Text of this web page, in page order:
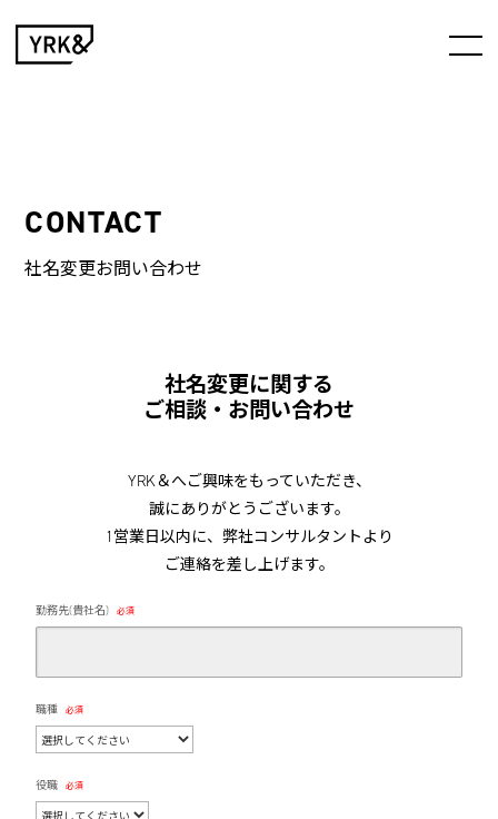
CONTACT
社名変更お問い合わせ
社名変更に関する
ご相談・お問い合わせ
YRK＆へご興味をもっていただき、
誠にありがとうございます。
1営業日以内に、弊社コンサルタントより
ご連絡を差し上げます。
勤務先(貴社名) 必須
職種 必須
役職 必須